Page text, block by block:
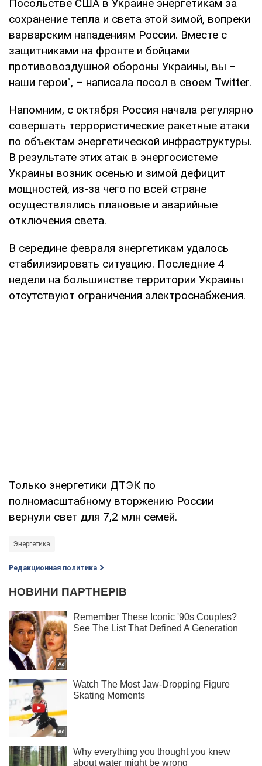
Посольстве США в Украине энергетикам за
сохранение тепла и света этой зимой, вопреки
варварским нападениям России. Вместе с
защитниками на фронте и бойцами
противовоздушной обороны Украины, вы –
наши герои", – написала посол в своем Twitter.
Напомним, с октября Россия начала регулярно
совершать террористические ракетные атаки
по объектам энергетической инфраструктуры.
В результате этих атак в энергосистеме
Украины возник осенью и зимой дефицит
мощностей, из-за чего по всей стране
осуществлялись плановые и аварийные
отключения света.
В середине февраля энергетикам удалось
стабилизировать ситуацию. Последние 4
недели на большинстве территории Украины
отсутствуют ограничения электроснабжения.
Только энергетики ДТЭК по
полномасштабному вторжению России
вернули свет для 7,2 млн семей.
Энергетика
Редакционная политика